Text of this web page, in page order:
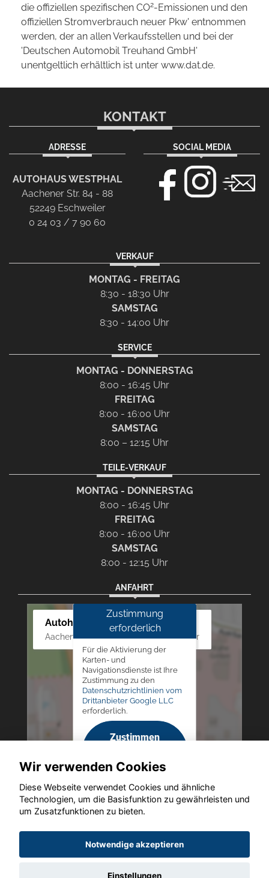
die offiziellen spezifischen CO2-Emissionen und den
offiziellen Stromverbrauch neuer Pkw' entnommen
werden, der an allen Verkaufsstellen und bei der
'Deutschen Automobil Treuhand GmbH'
unentgeltlich erhältlich ist unter www.dat.de.
KONTAKT
ADRESSE
AUTOHAUS WESTPHAL
Aachener Str. 84 - 88
52249 Eschweiler
0 24 03 / 7 90 60
SOCIAL MEDIA
VERKAUF
MONTAG - FREITAG
8:30 - 18:30 Uhr
SAMSTAG
8:30 - 14:00 Uhr
SERVICE
MONTAG - DONNERSTAG
8:00 - 16:45 Uhr
FREITAG
8:00 - 16:00 Uhr
SAMSTAG
8:00 – 12:15 Uhr
TEILE-VERKAUF
MONTAG - DONNERSTAG
8:00 - 16:45 Uhr
FREITAG
8:00 - 16:00 Uhr
SAMSTAG
8:00 - 12:15 Uhr
ANFAHRT
Autohaus Westphal
Aachener Str. 84 - 88, 52249 Eschweiler
Zustimmung
erforderlich
Für die Aktivierung der
Karten- und
Navigationsdienste ist Ihre
Zustimmung zu den
Datenschutzrichtlinien vom
Drittanbieter Google LLC
erforderlich.
Zustimmen
aktivieren
Copyright © 2026. Autohaus Westphal
Wir verwenden Cookies
Diese Webseite verwendet Cookies und ähnliche
Technologien, um die Basisfunktion zu gewährleisten und
um Zusatzfunktionen zu bieten.
Notwendige akzeptieren
Einstellungen